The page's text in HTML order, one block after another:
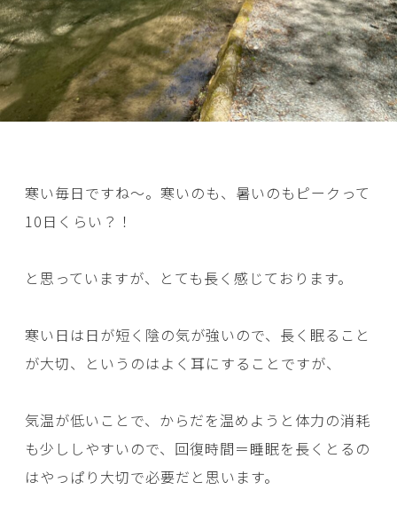
寒い毎日ですね～。寒いのも、暑いのもピークって
10日くらい？！
と思っていますが、とても長く感じております。
寒い日は日が短く陰の気が強いので、長く眠ること
が大切、というのはよく耳にすることですが、
気温が低いことで、からだを温めようと体力の消耗
も少ししやすいので、回復時間＝睡眠を長くとるの
はやっぱり大切で必要だと思います。